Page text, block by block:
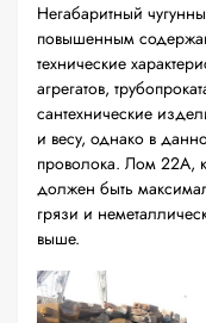
Негабаритный
повышенным
технические
агрегатов,
сантехнические
и весу, однако в
проволока. Лом 22А,
должен быть
грязи и
выше.